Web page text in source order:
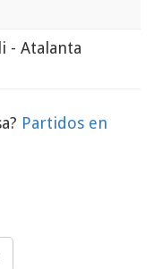
- Atalanta
Partidos en